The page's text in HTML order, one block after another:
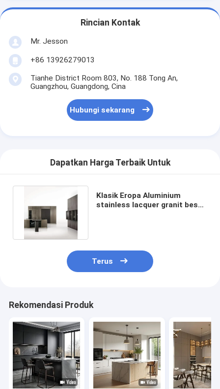
Rincian Kontak
Mr. Jesson
+86 13926279013
Tianhe District Room 803, No. 188 Tong An,
Guangzhou, Guangdong, Cina
Hubungi sekarang
Dapatkan Harga Terbaik Untuk
Klasik Eropa Aluminium
stainless lacquer granit besar
Terus
Rekomendasi Produk